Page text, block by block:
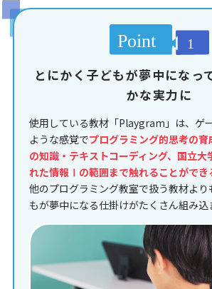
とにかく子どもが夢中になっ
かな実力に
使用している教材「Playgram」は、ゲ
ような感覚でプログラミング的思考の
の知識・テキストコーディング、国立大
れた情報Ⅰの範囲まで触れることができ
他のプログラミング教室で扱う教材よ
もが夢中になる仕掛けがたくさん組み込